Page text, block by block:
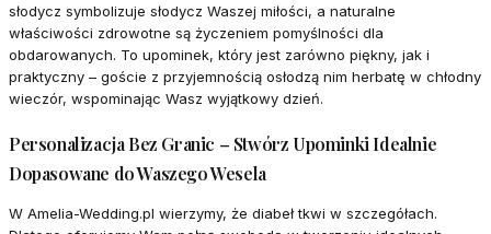
słodycz symbolizuje słodycz Waszej miłości, a naturalne
właściwości zdrowotne są życzeniem pomyślności dla
obdarowanych. To upominek, który jest zarówno piękny, jak i
praktyczny – goście z przyjemnością osłodzą nim herbatę w chłodny
wieczór, wspominając Wasz wyjątkowy dzień.
Personalizacja Bez Granic – Stwórz Upominki Idealnie
Dopasowane do Waszego Wesela
W Amelia-Wedding.pl wierzymy, że diabeł tkwi w szczegółach.